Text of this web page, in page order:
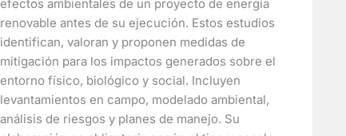
efectos ambientales de un proyecto de energía
renovable antes de su ejecución. Estos estudios
identifican, valoran y proponen medidas de
mitigación para los impactos generados sobre el
entorno físico, biológico y social. Incluyen
levantamientos en campo, modelado ambiental,
análisis de riesgos y planes de manejo. Su